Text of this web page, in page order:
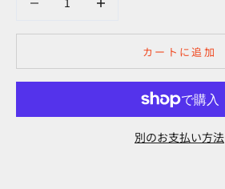
カートに追加
別のお支払い方法